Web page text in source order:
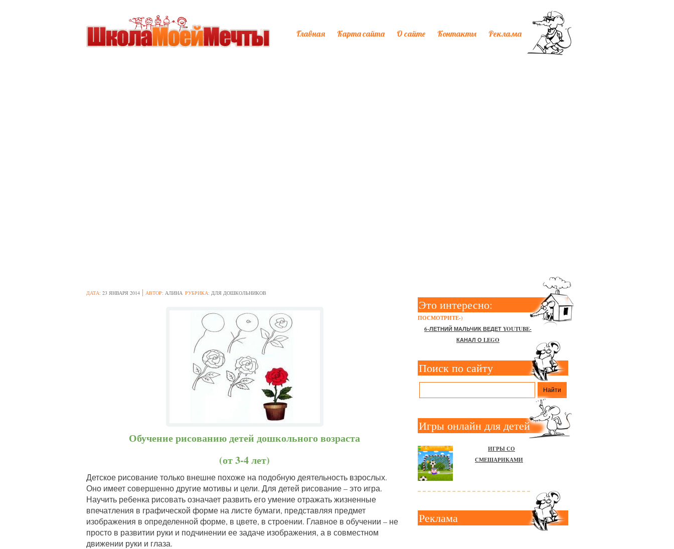
Главная Карта сайта О сайте Контакты Реклама
ДАТА: 23 ЯНВАРЯ 2014 АВТОР: АЛИНА РУБРИКА: ДЛЯ ДОШКОЛЬНИКОВ
Обучение рисованию детей дошкольного возраста
(от 3-4 лет)
Детское рисование только внешне похоже на подобную деятельность взрослых.
Оно имеет совершенно другие мотивы и цели. Для детей рисование – это игра.
Научить ребенка рисовать означает развить его умение отражать жизненные
впечатления в графической форме на листе бумаги, представляя предмет
изображения в определенной форме, в цвете, в строении. Главное в обучении – не
просто в развитии руки и подчинении ее задаче изображения, а в совместном
движении руки и глаза.
Это интересно:
ПОСМОТРИТЕ-)
6-ЛЕТНИЙ МАЛЬЧИК ВЕДЕТ YOUTUBE-
КАНАЛ О LEGO
Поиск по сайту
Игры онлайн для детей
ИГРЫ СО
СМЕШАРИКАМИ
Реклама